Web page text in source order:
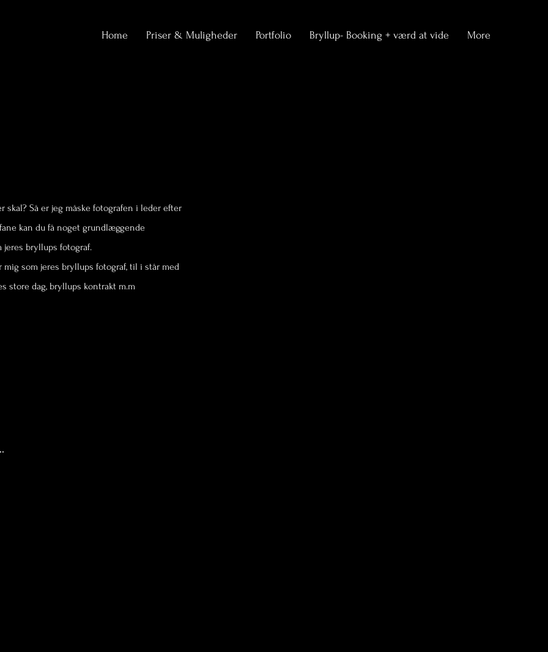
Home Priser & Muligheder Portfolio Bryllup- Booking + værd at vide More
skal? Så er jeg måske fotografen i leder efter
kan du få noget grundlæggende
bryllups fotograf.
som jeres bryllups fotograf, til i står med
store dag, bryllups kontrakt m.m